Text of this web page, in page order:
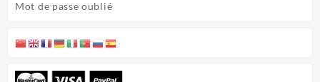
Mot de passe oublié